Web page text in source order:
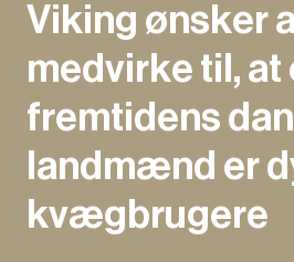
Viking ønsker
medvirke til, at
fremtidens
landmænd er
kvægbrugere